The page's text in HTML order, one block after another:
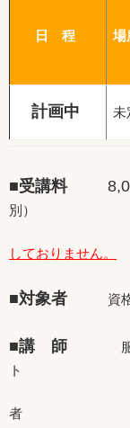
日 程 場
計画中 未
■受講料
別）
しておりません。
■対象者 資格は
■講 師 服巻智
ト
ソーシャル
者